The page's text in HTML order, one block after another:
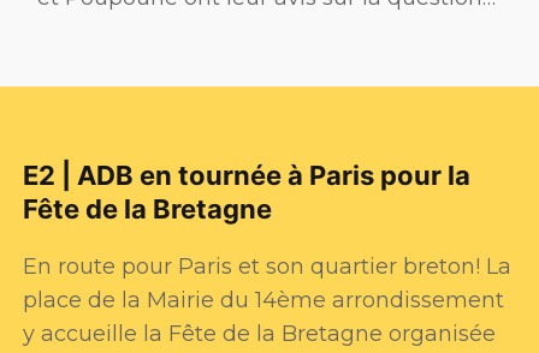
E2 | ADB en tournée à Paris pour la
Fête de la Bretagne
En route pour Paris et son quartier breton! La
place de la Mairie du 14ème arrondissement
y accueille la Fête de la Bretagne organisée